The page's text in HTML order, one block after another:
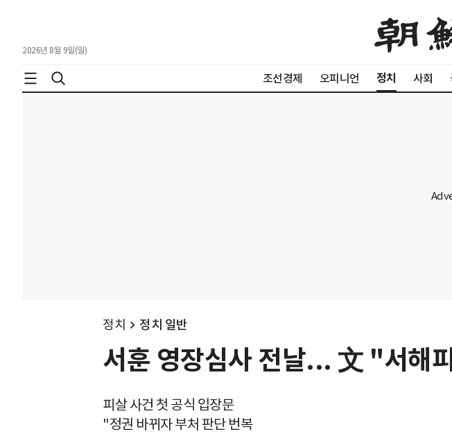
2026년 8월 9일(일)
조선경제 오피니언 정치 사회
정치 정치 일반
서훈 영장심사 전날... 文 "서해
피살 사건 첫 공식 입장문
"정권 바뀌자 부처 판단 번복